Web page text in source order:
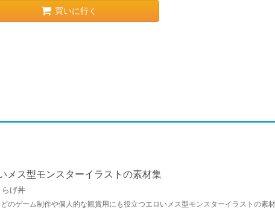
買いに行く
メス型モンスターイラストの素材集
げ丼
のゲーム制作や個人的な観賞用にも役立つエロいメス型モンスターイラストの素